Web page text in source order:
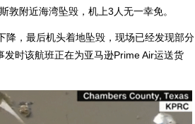
敦附近海湾坠毁，机上3人无一幸免。
，最后机头着地坠毁，现场已经发现部分
时该航班正在为亚马逊Prime Air运送货